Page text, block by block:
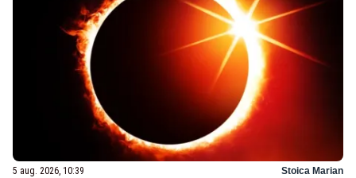
5 aug. 2026, 10:39 Stoica Marian